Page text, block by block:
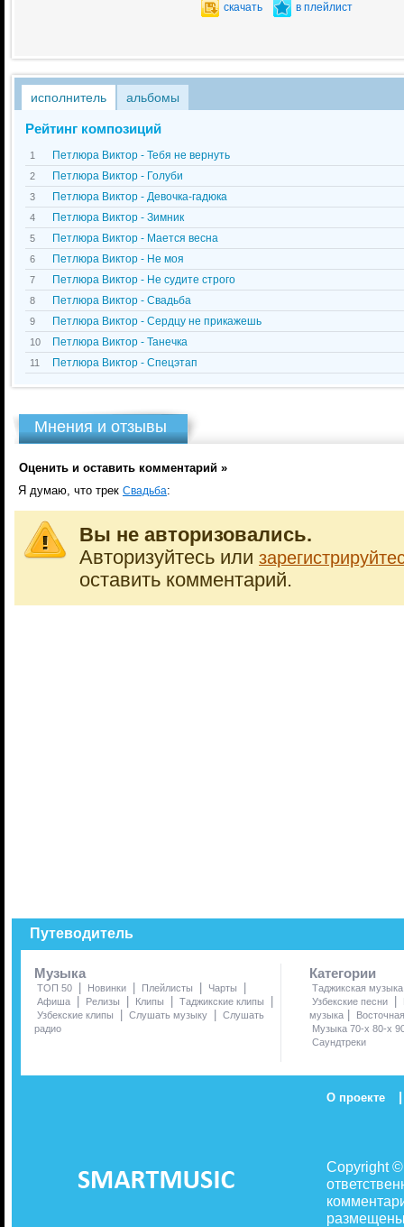
скачать в плейлист
исполнитель альбомы
Рейтинг композиций
1 Петлюра Виктор - Тебя не вернуть
2 Петлюра Виктор - Голуби
3 Петлюра Виктор - Девочка-гадюка
4 Петлюра Виктор - Зимник
5 Петлюра Виктор - Мается весна
6 Петлюра Виктор - Не моя
7 Петлюра Виктор - Не судите строго
8 Петлюра Виктор - Свадьба
9 Петлюра Виктор - Сердцу не прикажешь
10 Петлюра Виктор - Танечка
11 Петлюра Виктор - Спецэтап
Мнения и отзывы
Оценить и оставить комментарий »
Я думаю, что трек Свадьба:
Вы не авторизовались.
Авторизуйтесь или
оставить комментарий.
Путеводитель
Музыка
ТОП 50 | Новинки | Плейлисты | Чарты |
Афиша | Релизы | Клипы | Таджикские клипы |
Узбекские клипы | Слушать музыку | Слушать
радио
Категории
Таджикская музыка
Узбекские песни
|
музыка |
Музыка 70-х 80-х
Саундтреки
О проекте |
Copyright
размещены